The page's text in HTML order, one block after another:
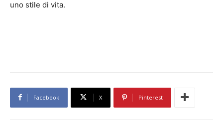
uno stile di vita.
Facebook X Pinterest